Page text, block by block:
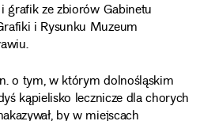
grafik ze zbiorów Gabinetu
i Rysunku Muzeum
o tym, w którym dolnośląskim
kąpielisko lecznicze dla chorych